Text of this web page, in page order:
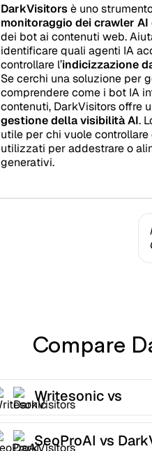
DarkVisitorsè uno
monitoraggio dei crawler AI
dei bot ai contenuti web.
identificare quali agenti IA
controllare l’indicizzazione
Se cerchi una soluzione per
comprendere come i bot IA
contenuti, DarkVisitors offre
gestione della visibilità AI.
utile per chi vuole
utilizzati per addestrare o
generativi.
Compare
Writesonic vs
DarkVisitors
SeoProAI vs